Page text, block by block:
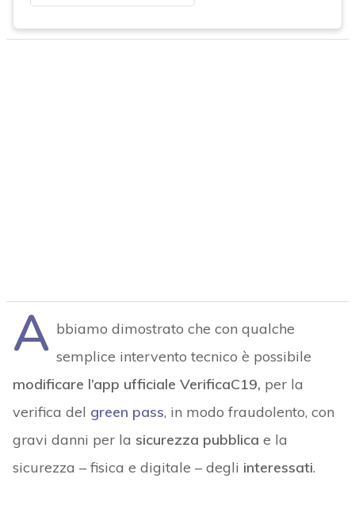
A bbiamo dimostrato che con qualche
semplice intervento tecnico è possibile
modificare l’app ufficiale VerificaC19, per la
verifica del green pass, in modo fraudolento, con
gravi danni per la sicurezza pubblica e la
sicurezza – fisica e digitale – degli interessati.